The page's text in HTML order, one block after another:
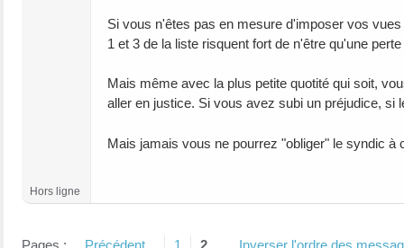
Si vous n'êtes pas en mesure d'imposer vos
1 et 3 de la liste risquent fort de n'être qu'une
Mais même avec la plus petite quotité qui soit,
aller en justice. Si vous avez subi un préjudice,
Mais jamais vous ne pourrez "obliger" le syndic à
Hors ligne
Pages : Précédent 1 2 Inverser l'ordre des